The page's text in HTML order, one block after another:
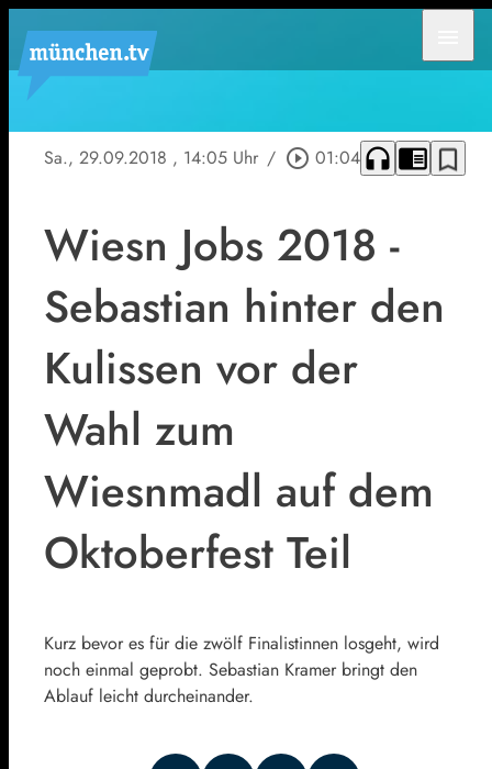
Sa., 29.09.2018 , 14:05 Uhr / play_circle_outline 01:04 headphones chrome_reader_mode bookmark_border
Wiesn Jobs 2018 -
Sebastian hinter den
Kulissen vor der
Wahl zum
Wiesnmadl auf dem
Oktoberfest Teil
Kurz bevor es für die zwölf Finalistinnen losgeht, wird
noch einmal geprobt. Sebastian Kramer bringt den
Ablauf leicht durcheinander.